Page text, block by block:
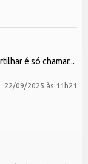
é só chamar...
22/09/2025 às 11h21